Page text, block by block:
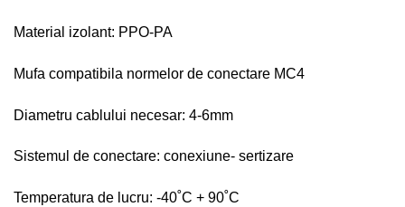
Material izolant: PPO-PA
Mufa compatibila normelor de conectare MC4
Diametru cablului necesar: 4-6mm
Sistemul de conectare: conexiune- sertizare
Temperatura de lucru: -40˚C + 90˚C